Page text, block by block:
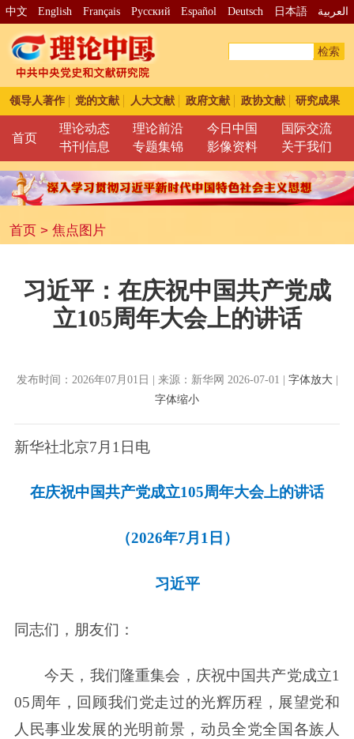
中文 English Français Pусский Español Deutsch 日本語 العربية
检索
领导人著作 党的文献 人大文献 政府文献 政协文献 研究成果
首页
理论动态 理论前沿 今日中国
国际交流
书刊信息
专题集锦 影像资料 关于我们
首页> 焦点图片
习近平：在庆祝中国共产党成
立105周年大会上的讲话
发布时间：2026年07月01日 | 来源：新华网 2026-07-01 | 字体放大|
字体缩小
新华社北京7月1日电
在庆祝中国共产党成立105周年大会上的讲话
（2026年7月1日）
习近平
同志们，朋友们：
今天，我们隆重集会，庆祝中国共产党成立1
05周年，回顾我们党走过的光辉历程，展望党和
人民事业发展的光明前景，动员全党全国各族人